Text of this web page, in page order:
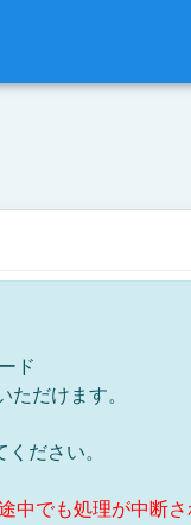
ド
だけます。
ださい。
中でも処理が中断さ